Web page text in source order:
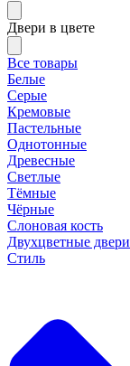
Двери в цвете
Все товары
Белые
Серые
Кремовые
Пастельные
Однотонные
Древесные
Светлые
Тёмные
Чёрные
Слоновая кость
Двухцветные двери
Стиль